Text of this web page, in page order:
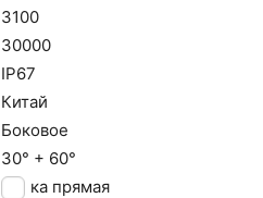
3100
30000
IP67
Китай
Боковое
30° + 60°
Балка прямая